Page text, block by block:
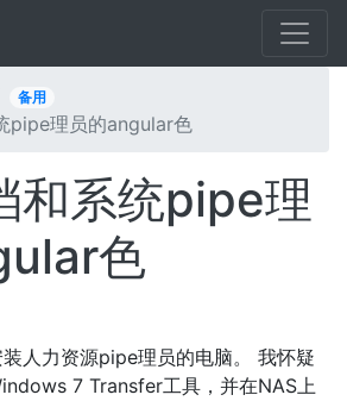
备用
pipe理员的angular色
和系统pipe理
色
人力资源pipe理员的电脑。 我怀疑
7 Transfer工具，并在NAS上